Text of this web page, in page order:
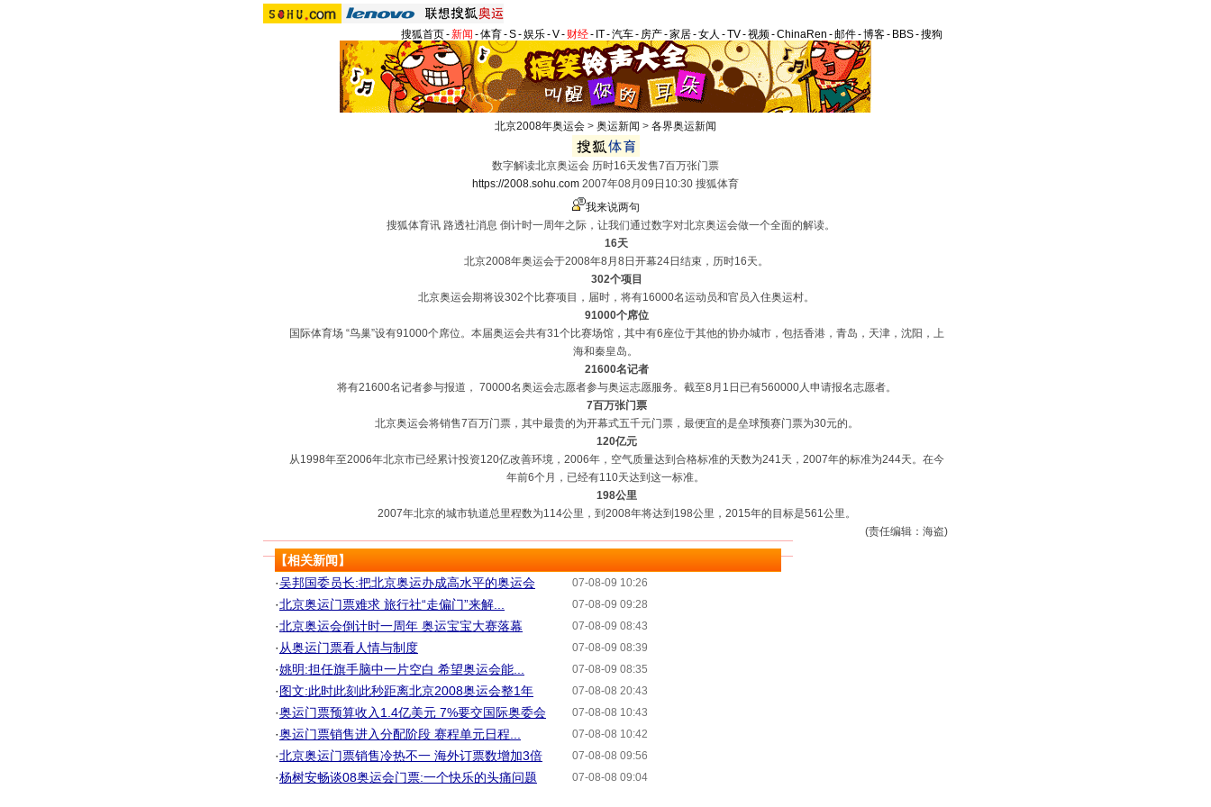
搜狐首页-新闻 -体育-S-娱乐-V- 财经- IT-汽车- 房产-家居-女人 -TV-视频-ChinaRen -邮件-博客- BBS-搜狗
北京2008年奥运会 > 奥运新闻 > 各界奥运新闻
数字解读北京奥运会 历时16天发售7百万张门票
https://2008.sohu.com 2007年08月09日10:30 搜狐体育
我来说两句
搜狐体育讯 路透社消息 倒计时一周年之际，让我们通过数字对北京奥运会做一个全面的解读。
16天
北京2008年奥运会于2008年8月8日开幕24日结束，历时16天。
302个项目
北京奥运会期将设302个比赛项目，届时，将有16000名运动员和官员入住奥运村。
91000个席位
国际体育场 “鸟巢”设有91000个席位。本届奥运会共有31个比赛场馆，其中有6座位于其他的协办城市，包括香港，青岛，天津，沈阳，上
海和秦皇岛。
21600名记者
将有21600名记者参与报道， 70000名奥运会志愿者参与奥运志愿服务。截至8月1日已有560000人申请报名志愿者。
7百万张门票
北京奥运会将销售7百万门票，其中最贵的为开幕式五千元门票，最便宜的是垒球预赛门票为30元的。
120亿元
从1998年至2006年北京市已经累计投资120亿改善环境，2006年，空气质量达到合格标准的天数为241天，2007年的标准为244天。在今
年前6个月，已经有110天达到这一标准。
198公里
2007年北京的城市轨道总里程数为114公里，到2008年将达到198公里，2015年的目标是561公里。
(责任编辑：海盗)
【相关新闻】
07-08-09 10:26
·吴邦国委员长:把北京奥运办成高水平的奥运会
07-08-09 09:28
·北京奥运门票难求 旅行社“走偏门”来解...
07-08-09 08:43
·北京奥运会倒计时一周年 奥运宝宝大赛落幕
07-08-09 08:39
· 从奥运门票看人情与制度
07-08-09 08:35
·姚明:担任旗手脑中一片空白 希望奥运会能...
07-08-08 20:43
·图文:此时此刻此秒距离北京2008奥运会整1年
07-08-08 10:43
·奥运门票预算收入1.4亿美元 7%要交国际奥委会
07-08-08 10:42
·奥运门票销售进入分配阶段 赛程单元日程...
07-08-08 09:56
·北京奥运门票销售冷热不一 海外订票数增加3倍
07-08-08 09:04
·杨树安畅谈08奥运会门票:一个快乐的头痛问题